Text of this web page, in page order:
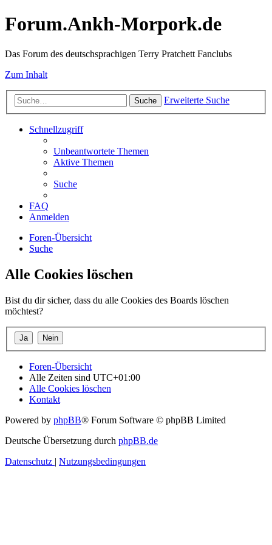
Forum.Ankh-Morpork.de
Das Forum des deutschsprachigen Terry Pratchett Fanclubs
Zum Inhalt
Suche Erweiterte Suche
Schnellzugriff
Unbeantwortete Themen
Aktive Themen
Suche
FAQ
Anmelden
Foren-Übersicht
Suche
Alle Cookies löschen
Bist du dir sicher, dass du alle Cookies des Boards löschen
möchtest?
Foren-Übersicht
Alle Zeiten sind UTC+01:00
Alle Cookies löschen
Kontakt
Powered by phpBB® Forum Software © phpBB Limited
Deutsche Übersetzung durch phpBB.de
Datenschutz | Nutzungsbedingungen